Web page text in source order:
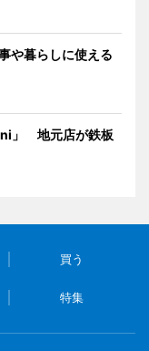
や暮らしに使える
」 地元店が鉄板
買う
特集